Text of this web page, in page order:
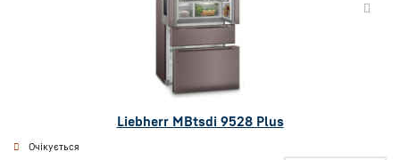
Liebherr MBtsdi 9528 Plus
Очікується